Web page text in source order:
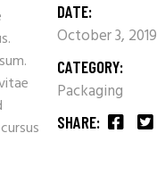
DATE:
October 3, 2019
CATEGORY:
Packaging
SHARE: